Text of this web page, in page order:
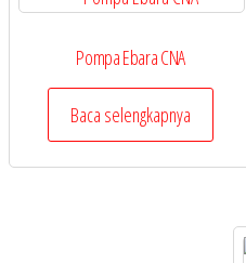
Pompa Ebara CNA
Baca selengkapnya